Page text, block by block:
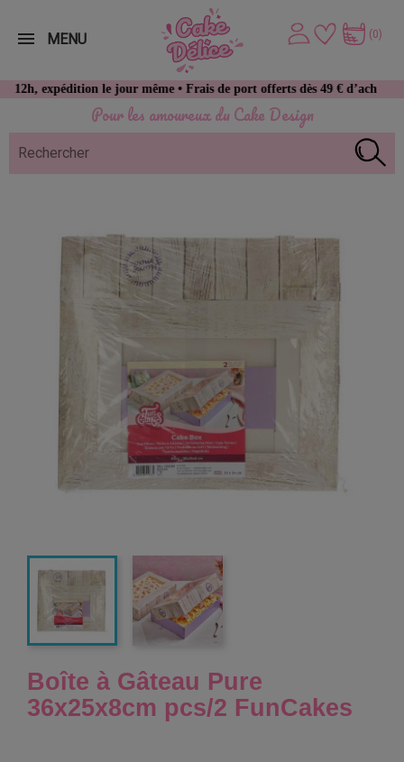
Pour les amoureux du Cake Design
expédition le jour même • Frais de port offerts dès 49 € d’achat
(0)
MENU
Boîte à Gâteau Pure
36x25x8cm pcs/2 FunCakes